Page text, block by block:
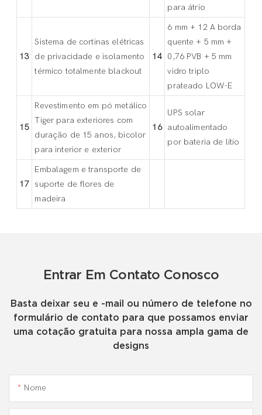
para átrio
13
Sistema de cortinas elétricas
de privacidade e isolamento
térmico totalmente blackout
14
6 mm + 12 A borda
quente + 5 mm +
0,76 PVB + 5 mm
vidro triplo
prateado LOW-E
15
Revestimento em pó metálico
Tiger para exteriores com
duração de 15 anos, bicolor
para interior e exterior
16
UPS solar
autoalimentado
por bateria de lítio
17
Embalagem e transporte de
suporte de flores de
madeira
Entrar Em Contato Conosco
Basta deixar seu e -mail ou número de telefone no
formulário de contato para que possamos enviar
uma cotação gratuita para nossa ampla gama de
designs
Nome